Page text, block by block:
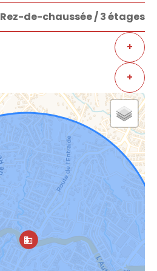
Rez-de-chaussée / 3 étages
+
+